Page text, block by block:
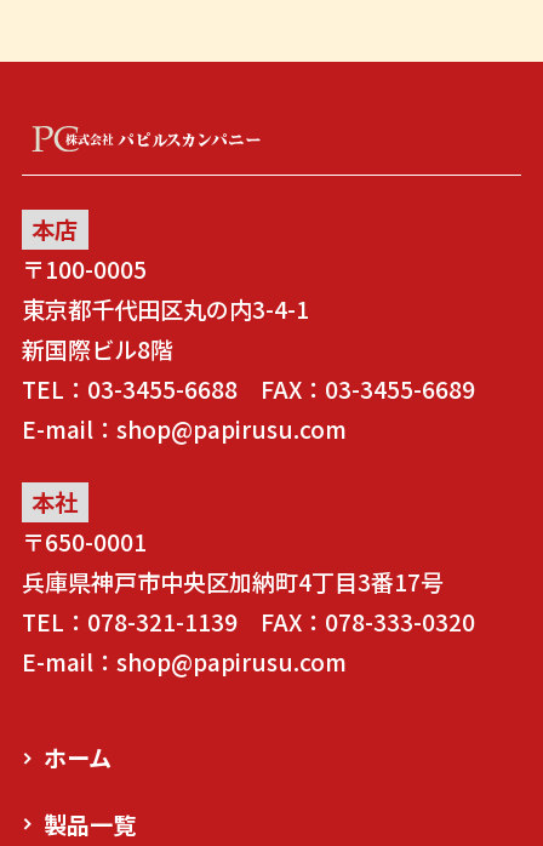
本店
〒100-0005
東京都千代田区丸の内3-4-1
新国際ビル8階
TEL：03-3455-6688 FAX：03-3455-6689
E-mail：shop@papirusu.com
本社
〒650-0001
兵庫県神戸市中央区加納町4丁目3番17号
TEL：078-321-1139 FAX：078-333-0320
E-mail：shop@papirusu.com
ホーム
製品一覧